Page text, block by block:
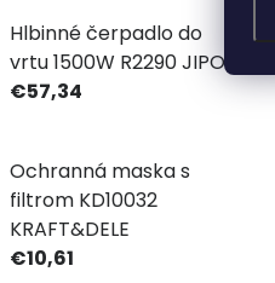
Hlbinné čerpadlo do
vrtu 1500W R2290 JIPOS
€57,34
Ochranná maska s
filtrom KD10032
KRAFT&DELE
€10,61